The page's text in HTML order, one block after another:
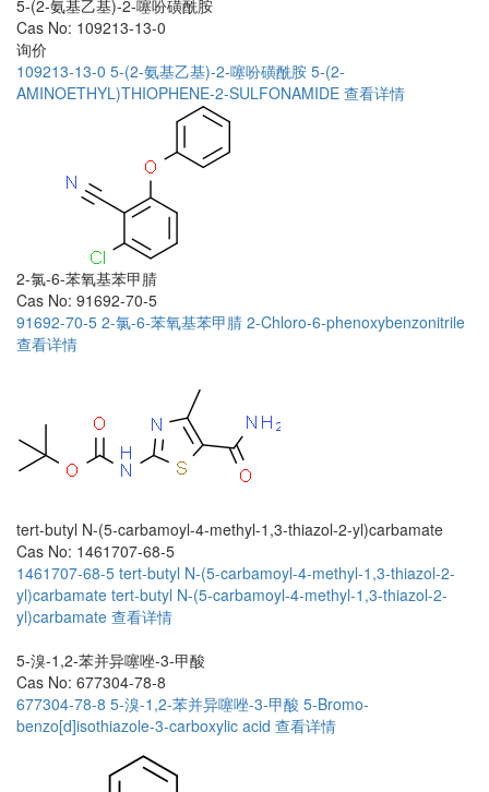
5-(2-氨基乙基)-2-噻吩磺酰胺
Cas No: 109213-13-0
询价
109213-13-0 5-(2-氨基乙基)-2-噻吩磺酰胺 5-(2-
AMINOETHYL)THIOPHENE-2-SULFONAMIDE 查看详情
2-氯-6-苯氧基苯甲腈
Cas No: 91692-70-5
91692-70-5 2-氯-6-苯氧基苯甲腈 2-Chloro-6-phenoxybenzonitrile
查看详情
tert-butyl N-(5-carbamoyl-4-methyl-1,3-thiazol-2-yl)carbamate
Cas No: 1461707-68-5
1461707-68-5 tert-butyl N-(5-carbamoyl-4-methyl-1,3-thiazol-2-
yl)carbamate tert-butyl N-(5-carbamoyl-4-methyl-1,3-thiazol-2-
yl)carbamate 查看详情
5-溴-1,2-苯并异噻唑-3-甲酸
Cas No: 677304-78-8
677304-78-8 5-溴-1,2-苯并异噻唑-3-甲酸 5-Bromo-
benzo[d]isothiazole-3-carboxylic acid 查看详情